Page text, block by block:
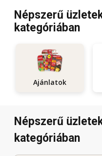
Népszerű
kategóriában
Ajánlatok
Népszerű
kategóriában